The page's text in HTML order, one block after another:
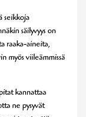
seikkoja
säilyvyys on
raaka-aineita,
myös viileämmissä
kannattaa
ne pysyvät